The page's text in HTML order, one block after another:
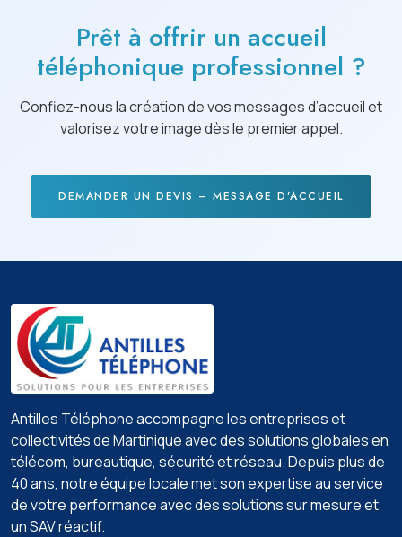
Prêt à offrir un accueil
téléphonique professionnel ?
Confiez-nous la création de vos messages d’accueil et
valorisez votre image dès le premier appel.
DEMANDER UN DEVIS – MESSAGE D’ACCUEIL
Antilles Téléphone accompagne les entreprises et
collectivités de Martinique avec des solutions globales en
télécom, bureautique, sécurité et réseau. Depuis plus de
40 ans, notre équipe locale met son expertise au service
de votre performance avec des solutions sur mesure et
un SAV réactif.